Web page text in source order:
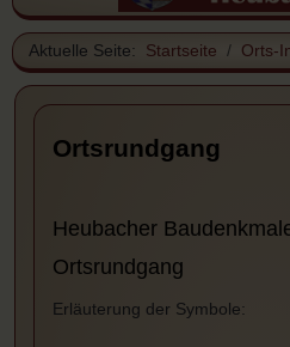
Aktuelle Seite: Startseite Orts-
Ortsrundgang
Heubacher
Ortsrundgang
Erläuterung der Symbole: